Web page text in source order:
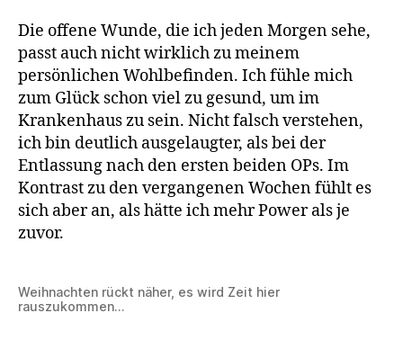
Die offene Wunde, die ich jeden Morgen sehe,
passt auch nicht wirklich zu meinem
persönlichen Wohlbefinden. Ich fühle mich
zum Glück schon viel zu gesund, um im
Krankenhaus zu sein. Nicht falsch verstehen,
ich bin deutlich ausgelaugter, als bei der
Entlassung nach den ersten beiden OPs. Im
Kontrast zu den vergangenen Wochen fühlt es
sich aber an, als hätte ich mehr Power als je
zuvor.
Weihnachten rückt näher, es wird Zeit hier
rauszukommen…